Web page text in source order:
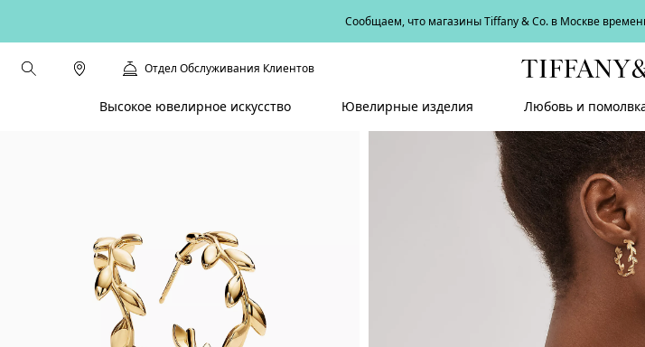
Сообщаем, что магазины Tiffany & Co. в Москве
Отдел Обслуживания Клиентов
Высокое ювелирное искусство Ювелирные изделия Любовь и